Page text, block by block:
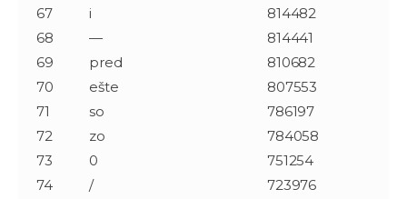
67
i
814482
68
—
814441
69
pred
810682
70
ešte
807553
71
so
786197
72
zo
784058
73
0
751254
74
/
723976